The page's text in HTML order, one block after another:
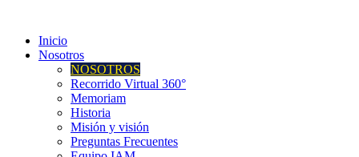
Inicio
Nosotros
NOSOTROS
Recorrido Virtual 360°
Memoriam
Historia
Misión y visión
Preguntas Frecuentes